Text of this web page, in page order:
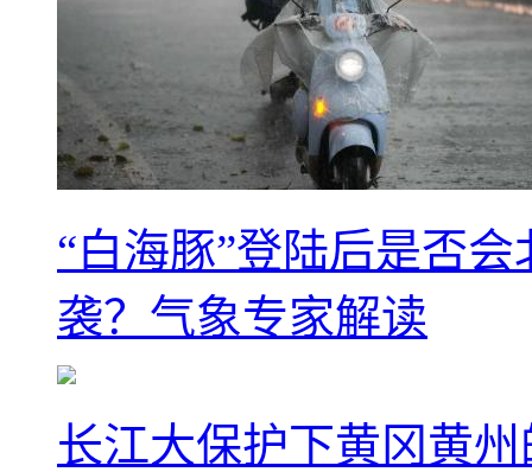
“白海豚”登陆后是否
袭？气象专家解读
长江大保护下黄冈黄